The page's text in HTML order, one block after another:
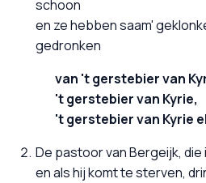
schoon
en ze hebben saam'
gedronken
van 't gerstebier van
't gerstebier van Kyrie,
't gerstebier van Kyrie
De pastoor van Bergeijk, die
en als hij komt te sterven,